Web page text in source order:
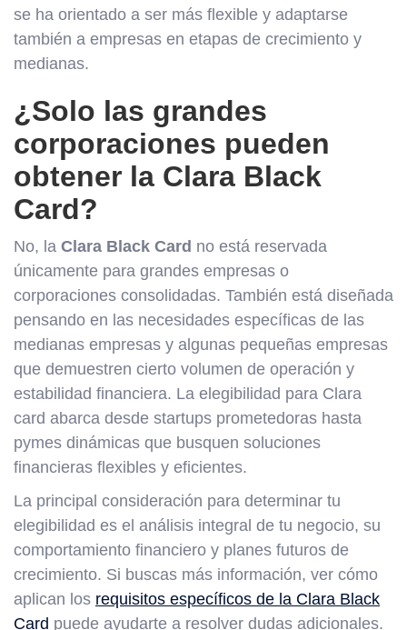
se ha orientado a ser más flexible y adaptarse
también a empresas en etapas de crecimiento y
medianas.
¿Solo las grandes
corporaciones pueden
obtener la Clara Black
Card?
No, la Clara Black Card no está reservada
únicamente para grandes empresas o
corporaciones consolidadas. También está diseñada
pensando en las necesidades específicas de las
medianas empresas y algunas pequeñas empresas
que demuestren cierto volumen de operación y
estabilidad financiera. La elegibilidad para Clara
card abarca desde startups prometedoras hasta
pymes dinámicas que busquen soluciones
financieras flexibles y eficientes.
La principal consideración para determinar tu
elegibilidad es el análisis integral de tu negocio, su
comportamiento financiero y planes futuros de
crecimiento. Si buscas más información, ver cómo
aplican los requisitos específicos de la Clara Black
Card puede ayudarte a resolver dudas adicionales.